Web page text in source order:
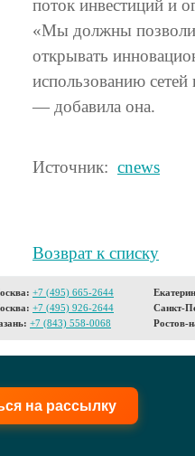
поток инвестиций и
«Мы должны
открывать
использованию
— добавила она.
Источник: cnews
Возврат к списку
+7 (495) 665-2644
+7 (495) 926-2644
+7 (843) 558-0068
Санкт-
Ростов-
на рассылку